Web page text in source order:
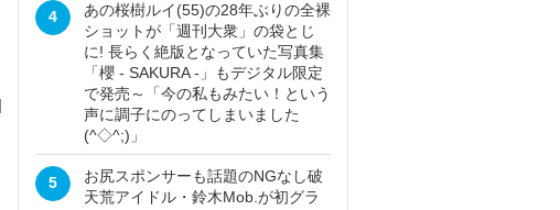
4
あの桜樹ルイ(55)の28年ぶりの全裸
ショットが「週刊大衆」の袋とじ
に! 長らく絶版となっていた写真集
「櫻 - SAKURA -」もデジタル限定
で発売～「今の私もみたい！という
声に調子にのってしまいました
(^◇^;)」
5
お尻スポンサーも話題のNGなし破
天荒アイドル・鈴木Mob.が初グラ